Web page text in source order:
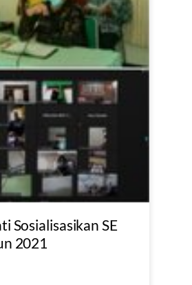
Sosialisasikan SE
2021